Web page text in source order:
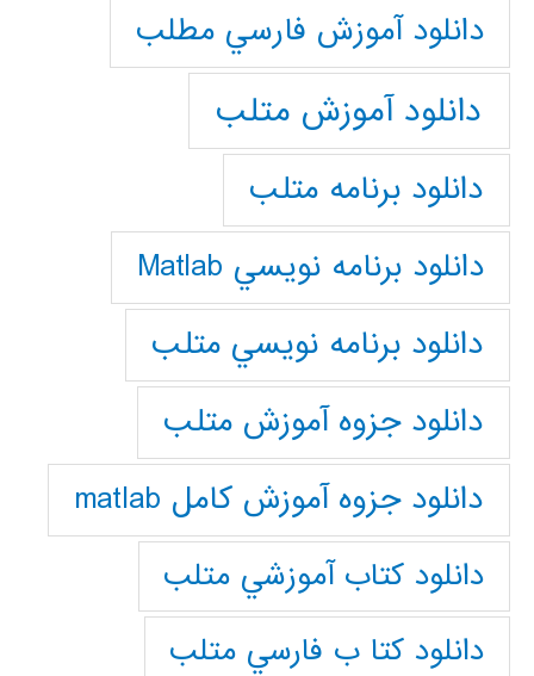
دانلود آموزش فارسي مطلب
دانلود آموزش متلب
دانلود برنامه متلب
دانلود برنامه نويسي Matlab
دانلود برنامه نويسي متلب
دانلود جزوه آموزش متلب
دانلود جزوه آموزش کامل matlab
دانلود كتاب آموزشي متلب
دانلود كتا ب فارسي متلب